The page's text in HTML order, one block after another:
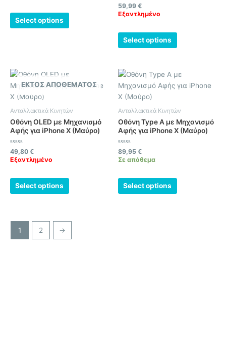
Select options
Βαθμολογήθηκε
με
0
59,99 €
Εξαντλημένο
Select options
ΕΚΤΌΣ ΑΠΟΘΈΜΑΤΟΣ
Ανταλλακτικά Κινητών
Οθόνη OLED με Μηχανισμό
Αφής για iPhone X (Μαύρο)
Βαθμολογήθηκε
με
0
49,80 €
Εξαντλημένο
Select options
Ανταλλακτικά Κινητών
Οθόνη Type A με Μηχανισμό
Αφής για iPhone X (Μαύρο)
Βαθμολογήθηκε
με
0
89,95 €
Σε απόθεμα
Select options
1 2 →